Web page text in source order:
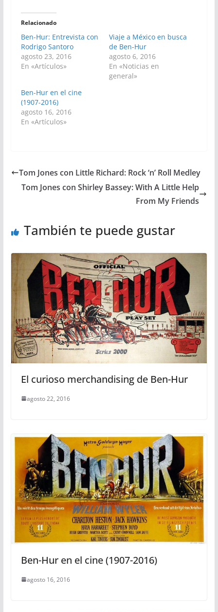
Relacionado
Ben-Hur: Entrevista con
Rodrigo Santoro
agosto 23, 2016
En «Artículos»
Viaje a México en busca
de Ben-Hur
agosto 6, 2016
En «Noticias en
general»
Ben-Hur en el cine
(1907-2016)
agosto 16, 2016
En «Artículos»
Tom Jones con Little Richard: Rock ‘n’ Roll Medley
Tom Jones con Shirley Bassey: With A Little Help
From My Friends
También te puede gustar
El curioso merchandising de Ben-Hur
agosto 22, 2016
Ben-Hur en el cine (1907-2016)
agosto 16, 2016